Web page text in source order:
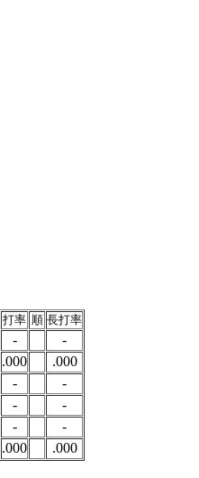
打率 順 長打率
-
-
.000
.000
-
-
-
-
-
-
.000 .000